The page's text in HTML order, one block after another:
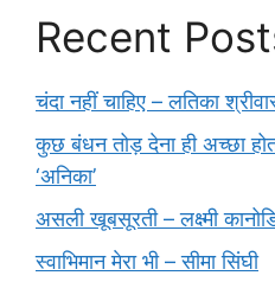
Recent
चंदा नहीं चाहिए – लतिका
कुछ बंधन तोड़ देना ही अच्छा
‘अनिका’
असली खूबसूरती – लक्ष्मी
स्वाभिमान मेरा भी – सीमा सिंघी